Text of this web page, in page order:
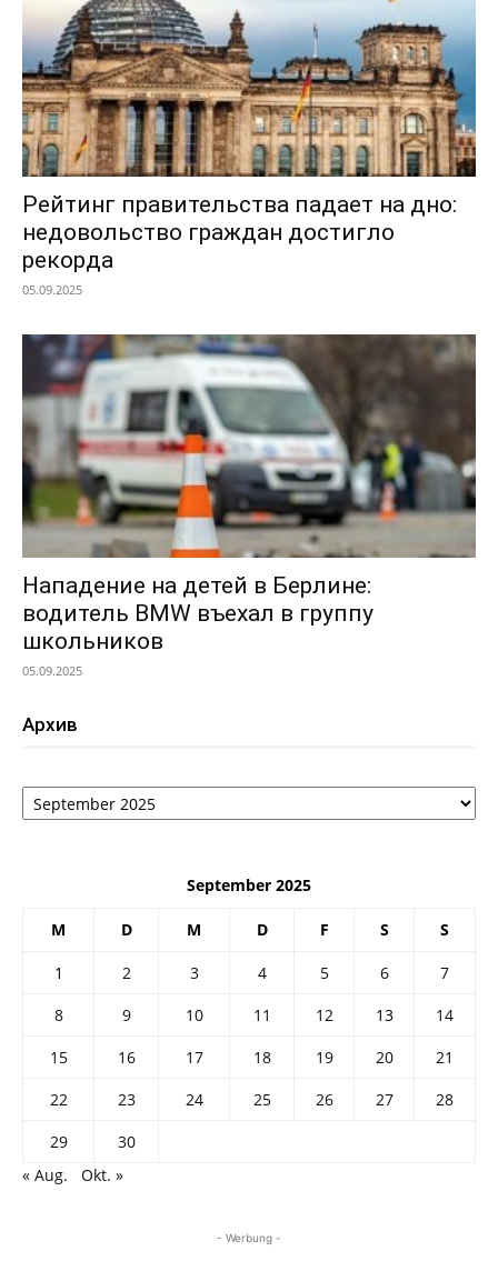
Рейтинг правительства падает на дно:
недовольство граждан достигло
рекорда
05.09.2025
Нападение на детей в Берлине:
водитель BMW въехал в группу
школьников
05.09.2025
Архив
Архив
September 2025
M D M D F S S
1 2 3 4 5 6
7
8
9 10 11 12 13
14
15
16 17 18 19 20
21
22
23 24 25 26 27
28
29
30
« Aug.
Okt. »
- Werbung -